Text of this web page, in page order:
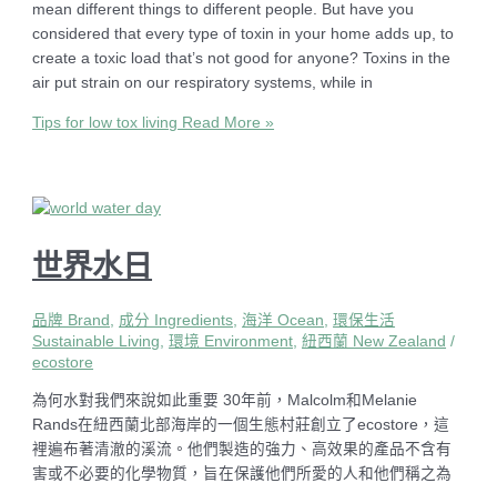
mean different things to different people. But have you
considered that every type of toxin in your home adds up, to
create a toxic load that’s not good for anyone? Toxins in the
air put strain on our respiratory systems, while in
Tips for low tox living Read More »
世界水日
品牌 Brand , 成分 Ingredients, 海洋 Ocean,環保生活
Sustainable Living,環境 Environment,紐西蘭 New Zealand /
ecostore
為何水對我們來說如此重要 30年前，Malcolm和Melanie
Rands在紐西蘭北部海岸的一個生態村莊創立了ecostore，這
裡遍布著清澈的溪流。他們製造的強力、高效果的產品不含有
害或不必要的化學物質，旨在保護他們所愛的人和他們稱之為